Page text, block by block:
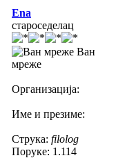
Ena
староседелац
Ван
мреже
Организација:
Име и презиме:
Струка: filolog
Поруке: 1.114